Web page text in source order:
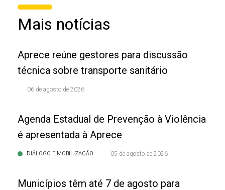
Mais notícias
Aprece reúne gestores para discussão
técnica sobre transporte sanitário
06 de agosto de 2026
Agenda Estadual de Prevenção à Violência
é apresentada à Aprece
DIÁLOGO E MOBILIZAÇÃO 05 de agosto de 2026
Municípios têm até 7 de agosto para